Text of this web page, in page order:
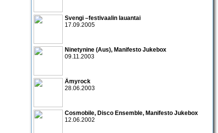
Svengi –festivaalin lauantai
17.09.2005
Ninetynine (Aus), Manifesto Jukebox
09.11.2003
Ämyrock
28.06.2003
Cosmobile, Disco Ensemble, Manifesto Jukebox
12.06.2002